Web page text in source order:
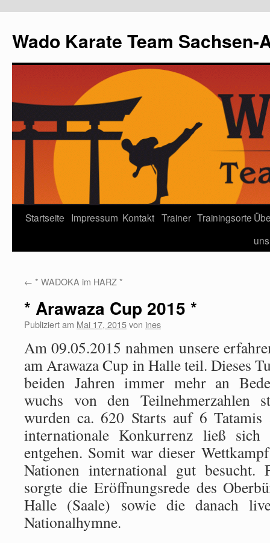
Wado Karate Team Sachsen-
Startseite Impressum Kontakt Trainer Trainingsorte
uns
← * WADOKA im HARZ *
* Arawaza Cup 2015 *
Publiziert am Mai 17, 2015von ines
Am 09.05.2015 nahmen unsere
am Arawaza Cup in Halle teil. Dieses
beiden Jahren immer mehr an
wuchs von den Teilnehmerzahlen
wurden ca. 620 Starts auf 6 Tatamis
internationale Konkurrenz ließ sich
entgehen. Somit war dieser
Nationen international gut besucht.
sorgte die Eröffnungsrede des
Halle (Saale) sowie die danach
Nationalhymne.